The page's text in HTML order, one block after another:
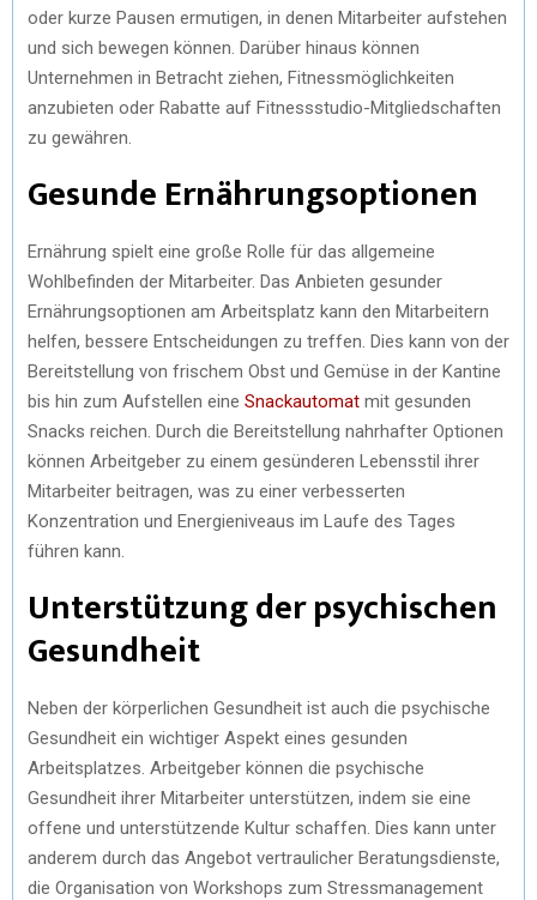
oder kurze Pausen ermutigen, in denen Mitarbeiter aufstehen
und sich bewegen können. Darüber hinaus können
Unternehmen in Betracht ziehen, Fitnessmöglichkeiten
anzubieten oder Rabatte auf Fitnessstudio-Mitgliedschaften
zu gewähren.
Gesunde Ernährungsoptionen
Ernährung spielt eine große Rolle für das allgemeine
Wohlbefinden der Mitarbeiter. Das Anbieten gesunder
Ernährungsoptionen am Arbeitsplatz kann den Mitarbeitern
helfen, bessere Entscheidungen zu treffen. Dies kann von der
Bereitstellung von frischem Obst und Gemüse in der Kantine
bis hin zum Aufstellen eine Snackautomat mit gesunden
Snacks reichen. Durch die Bereitstellung nahrhafter Optionen
können Arbeitgeber zu einem gesünderen Lebensstil ihrer
Mitarbeiter beitragen, was zu einer verbesserten
Konzentration und Energieniveaus im Laufe des Tages
führen kann.
Unterstützung der psychischen
Gesundheit
Neben der körperlichen Gesundheit ist auch die psychische
Gesundheit ein wichtiger Aspekt eines gesunden
Arbeitsplatzes. Arbeitgeber können die psychische
Gesundheit ihrer Mitarbeiter unterstützen, indem sie eine
offene und unterstützende Kultur schaffen. Dies kann unter
anderem durch das Angebot vertraulicher Beratungsdienste,
die Organisation von Workshops zum Stressmanagement